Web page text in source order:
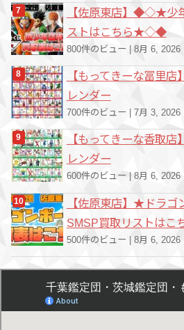
【佐原東店】◆◇★少
ストはこちら★◇◆
800件のビュー | 8月 6, 2026
【もってきーな冨里
レンダー
700件のビュー 7月 3, 2026
【もってきーな香取
レンダー
600件のビュー 8月 6, 2026
【佐原東店】★ドラゴ
SMSP買取リストはこ
500件のビュー | 8月 6, 2026